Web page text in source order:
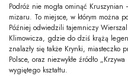
Podróż nie mogła ominąć
mizaru. To miejsce, w którym można
Później odwiedzili tajemniczy
Klimowicza, gdzie do dziś krążą
znalazły się także Krynki, miasteczko
Polsce, oraz niezwykłe źródło
wygiętego kształtu.